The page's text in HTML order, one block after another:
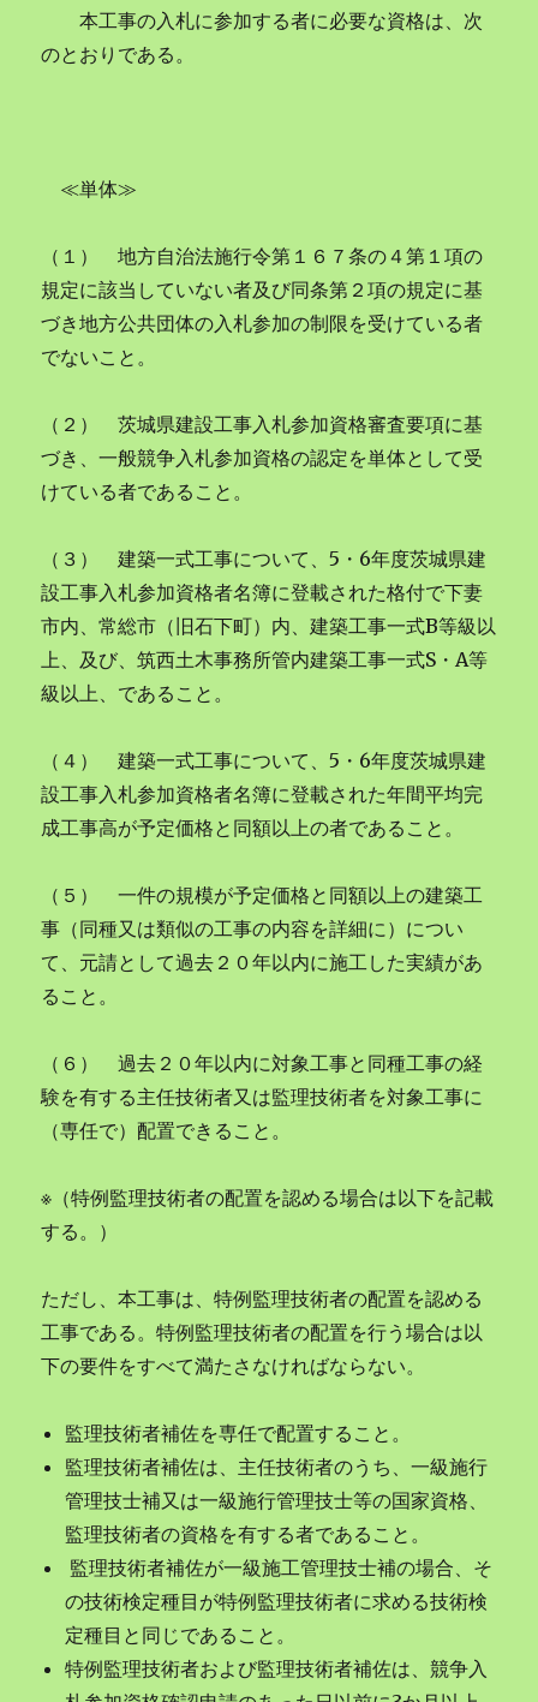
本工事の入札に参加する者に必要な資格は、次
のとおりである。
≪単体≫
（１） 地方自治法施行令第１６７条の４第１項の
規定に該当していない者及び同条第２項の規定に基
づき地方公共団体の入札参加の制限を受けている者
でないこと。
（２） 茨城県建設工事入札参加資格審査要項に基
づき、一般競争入札参加資格の認定を単体として受
けている者であること。
（３） 建築一式工事について、5・6年度茨城県建
設工事入札参加資格者名簿に登載された格付で下妻
市内、常総市（旧石下町）内、建築工事一式B等級以
上、及び、筑西土木事務所管内建築工事一式S・A等
級以上、であること。
（４） 建築一式工事について、5・6年度茨城県建
設工事入札参加資格者名簿に登載された年間平均完
成工事高が予定価格と同額以上の者であること。
（５） 一件の規模が予定価格と同額以上の建築工
事（同種又は類似の工事の内容を詳細に）につい
て、元請として過去２０年以内に施工した実績があ
ること。
（６） 過去２０年以内に対象工事と同種工事の経
験を有する主任技術者又は監理技術者を対象工事に
（専任で）配置できること。
※（特例監理技術者の配置を認める場合は以下を記載
する。）
ただし、本工事は、特例監理技術者の配置を認める
工事である。特例監理技術者の配置を行う場合は以
下の要件をすべて満たさなければならない。
監理技術者補佐を専任で配置すること。
監理技術者補佐は、主任技術者のうち、一級施行
管理技士補又は一級施行管理技士等の国家資格、
監理技術者の資格を有する者であること。
監理技術者補佐が一級施工管理技士補の場合、そ
の技術検定種目が特例監理技術者に求める技術検
定種目と同じであること。
特例監理技術者および監理技術者補佐は、競争入